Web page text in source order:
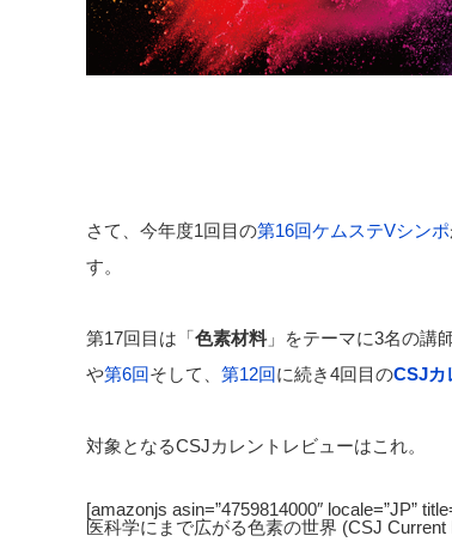
さて、今年度1回目の第16回ケムステVシンポ
す。
第17回目は「色素材料 」をテーマに3名の講
や第6回そして、 第12回に続き4回目のCSJカ
対象となるCSJカレントレビューはこれ。
[amazonjs asin=”4759814000″ locale=”JP”
医科学にまで広がる色素の世界 (CSJ Current